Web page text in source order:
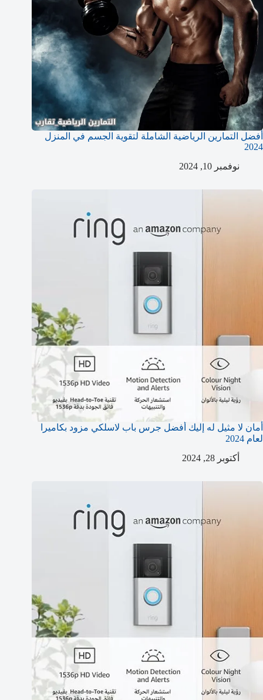
أفضل التمارين الرياضية الشاملة لتقوية الجسم في المنزل
2024
نوفمبر 10, 2024
أمان لا مثيل له إليك أفضل جرس باب لاسلكي مزود بكاميرا
لعام 2024
أكتوبر 28, 2024